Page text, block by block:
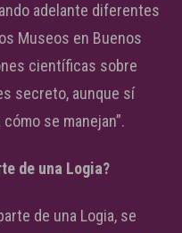
adelante diferentes
Museos en Buenos
científicas sobre
secreto, aunque sí
se manejan”.
de una Logia?
de una Logia, se